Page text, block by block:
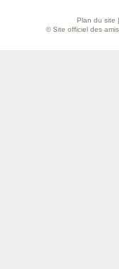
Plan du site
© Site officiel des